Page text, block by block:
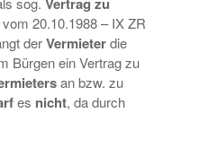
20.10.1988 – IX ZR
derVermieterdie
Bürgen ein Vertrag zu
an bzw. zu
es nicht, da durch